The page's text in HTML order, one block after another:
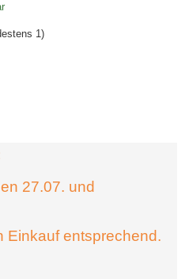
1)
27.07. und
Einkauf entsprechend.